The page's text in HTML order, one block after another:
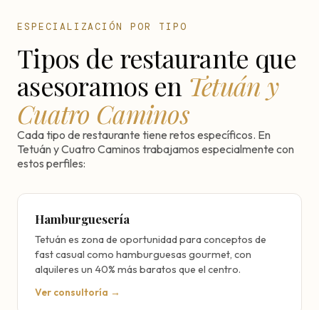
ESPECIALIZACIÓN POR TIPO
Tipos de restaurante que
asesoramos en Tetuán y
Cuatro Caminos
Cada tipo de restaurante tiene retos específicos. En
Tetuán y Cuatro Caminos trabajamos especialmente con
estos perfiles:
Hamburguesería
Tetuán es zona de oportunidad para conceptos de
fast casual como hamburguesas gourmet, con
alquileres un 40% más baratos que el centro.
Ver consultoría →